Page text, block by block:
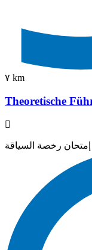
٧ km
Theoretische
إمتحان رخصة السياقة